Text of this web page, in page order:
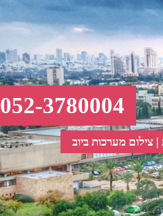
צילום מערכות ביוב
052-3780004